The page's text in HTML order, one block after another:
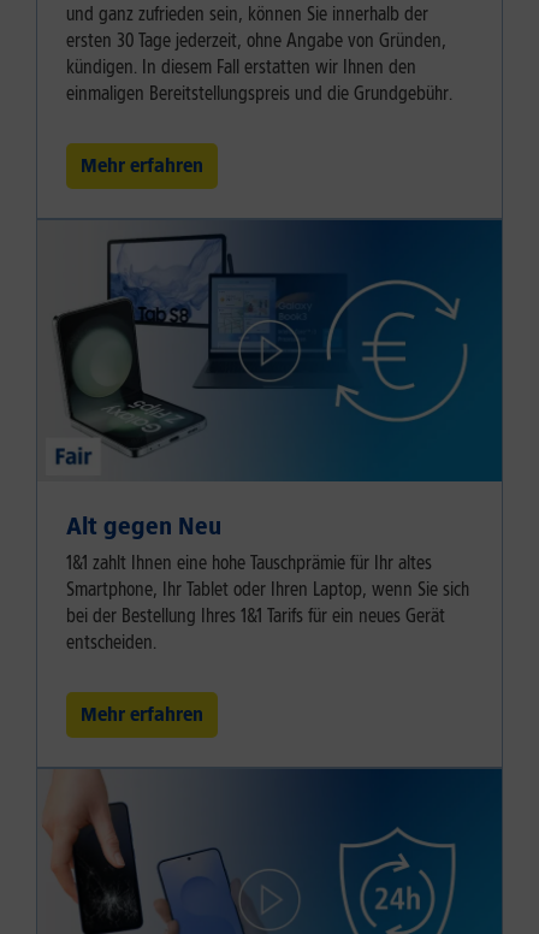
und ganz zufrieden sein, können Sie innerhalb der
ersten 30 Tage jederzeit, ohne Angabe von Gründen,
kündigen. In diesem Fall erstatten wir Ihnen den
einmaligen Bereitstellungspreis und die Grundgebühr.
Mehr erfahren
Alt gegen Neu
1&1 zahlt Ihnen eine hohe Tauschprämie für Ihr altes
Smartphone, Ihr Tablet oder Ihren Laptop, wenn Sie sich
bei der Bestellung Ihres 1&1 Tarifs für ein neues Gerät
entscheiden.
Mehr erfahren